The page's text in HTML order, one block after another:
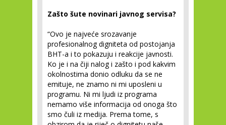
Zašto šute novinari javnog servisa?
“Ovo je najveće srozavanje
profesionalnog digniteta od postojanja
BHT-a i to pokazuju i reakcije javnosti.
Ko je i na čiji nalog i zašto i pod kakvim
okolnostima donio odluku da se ne
emituje, ne znamo ni mi uposleni u
programu. Ni mi ljudi iz programa
nemamo više informacija od onoga što
smo čuli iz medija. Prema tome, s